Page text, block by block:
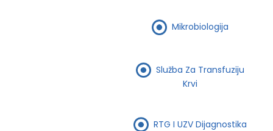
Mikrobiologija
Služba Za Transfuziju
Krvi
RTG I UZV Dijagnostika